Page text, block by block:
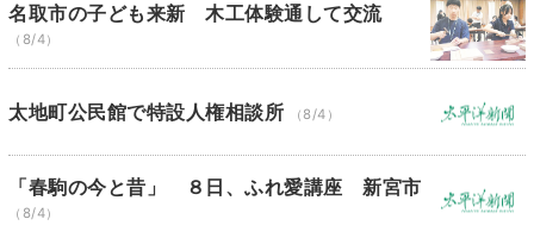
名取市の子ども来新 木工体験通して交流
（8/4）
太地町公民館で特設人権相談所 （8/4）
「春駒の今と昔」 ８日、ふれ愛講座 新宮市
（8/4）